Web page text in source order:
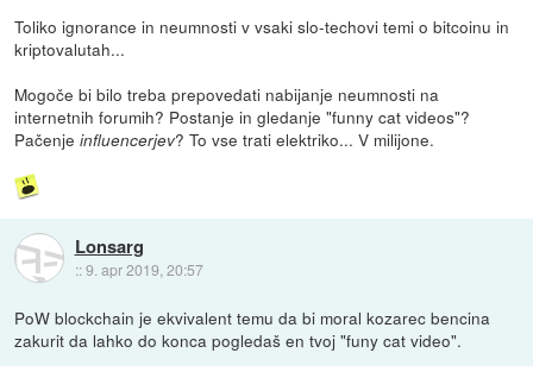
Toliko ignorance in neumnosti v vsaki slo-techovi temi o bitcoinu in
kriptovalutah...
Mogoče bi bilo treba prepovedati nabijanje neumnosti na
internetnih forumih? Postanje in gledanje "funny cat videos"?
Pačenjeinfluencerjev? To vse trati elektriko... V milijone.
Lonsarg
::9. apr 2019, 20:57
PoW blockchain je ekvivalent temu da bi moral kozarec bencina
zakurit da lahko do konca pogledaš en tvoj "funy cat video".